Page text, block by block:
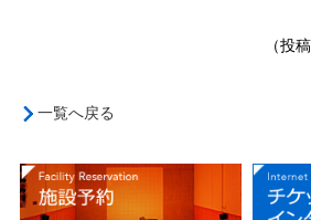
（投
一覧へ戻る